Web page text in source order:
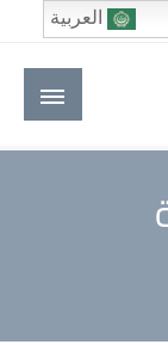
العربي
العربية